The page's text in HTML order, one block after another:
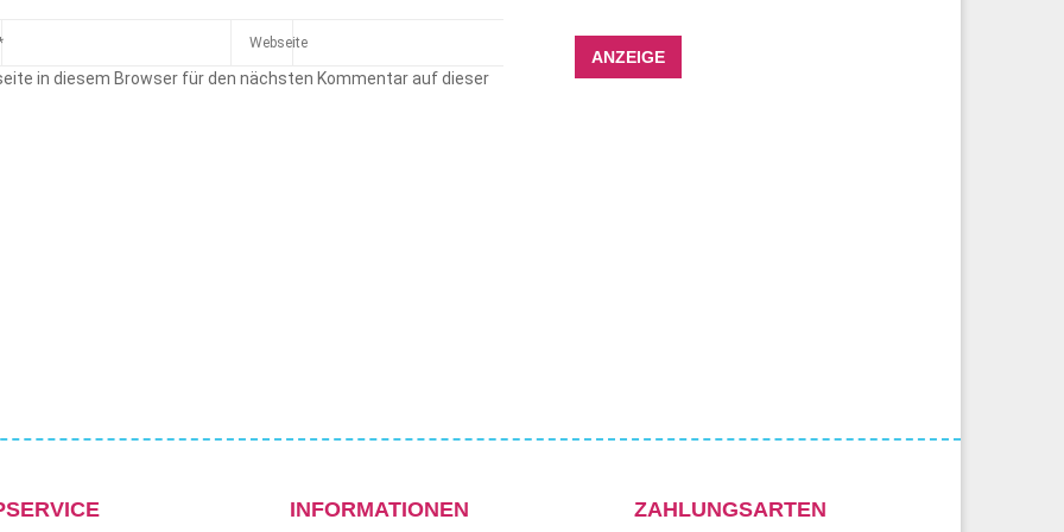
in diesem Browser für den nächsten Kommentar auf dieser
ANZEIGE
INFORMATIONEN ZAHLUNGSARTEN